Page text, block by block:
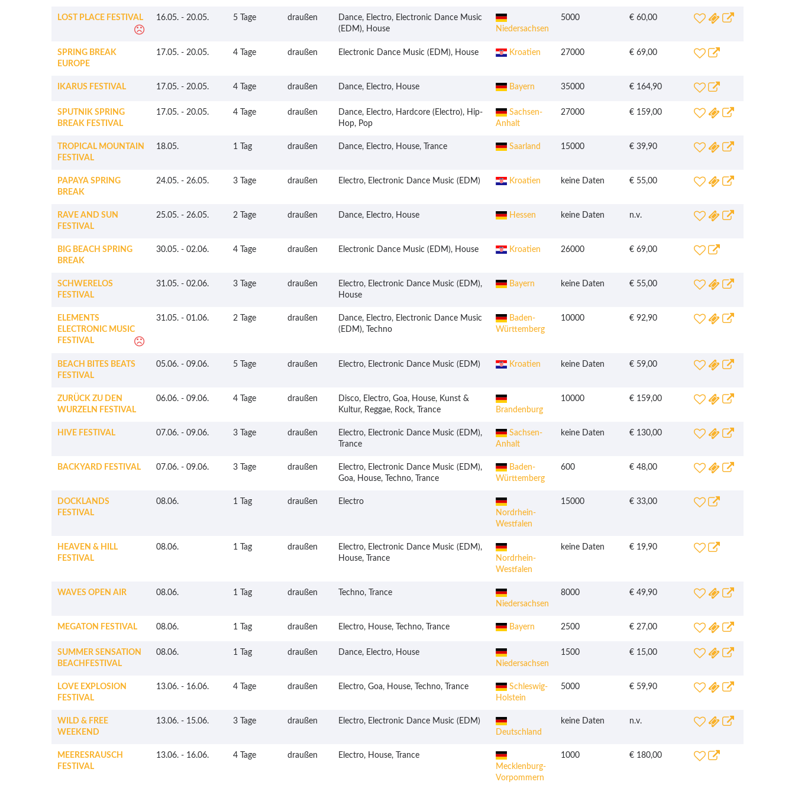
LOST PLACE FESTIVAL 16.05. - 20.05. 5 Tage draußen
Dance, Electro, Electronic Dance Music
(EDM), House
Niedersachsen
5000 € 60,00
SPRING BREAK
EUROPE
17.05. - 20.05. 4 Tage draußen Electronic Dance Music (EDM), House Kroatien 27000 € 69,00
IKARUS FESTIVAL 17.05. - 20.05. 4 Tage draußen Dance, Electro, House Bayern 35000 € 164,90
SPUTNIK SPRING
BREAK FESTIVAL
17.05. - 20.05. 4 Tage draußen
Dance, Electro, Hardcore (Electro), Hip-
Hop, Pop
Sachsen-
Anhalt
27000 € 159,00
TROPICAL MOUNTAIN
FESTIVAL
18.05. 1 Tag draußen Dance, Electro, House, Trance Saarland 15000 € 39,90
PAPAYA SPRING
BREAK
24.05. - 26.05. 3 Tage draußen Electro, Electronic Dance Music (EDM) Kroatien keine Daten € 55,00
RAVE AND SUN
FESTIVAL
25.05. - 26.05. 2 Tage draußen Dance, Electro, House Hessen keine Daten n.v.
BIG BEACH SPRING
BREAK
30.05. - 02.06. 4 Tage draußen Electronic Dance Music (EDM), House Kroatien 26000 € 69,00
SCHWERELOS
FESTIVAL
31.05. - 02.06. 3 Tage draußen
Electro, Electronic Dance Music (EDM),
House
Bayern keine Daten € 55,00
ELEMENTS
ELECTRONIC MUSIC
FESTIVAL
31.05. - 01.06. 2 Tage draußen
Dance, Electro, Electronic Dance Music
(EDM), Techno
Baden-
Württemberg
10000 € 92,90
BEACH BITES BEATS
FESTIVAL
05.06. - 09.06. 5 Tage draußen Electro, Electronic Dance Music (EDM) Kroatien keine Daten € 59,00
ZURÜCK ZU DEN
WURZELN FESTIVAL
06.06. - 09.06. 4 Tage draußen
Disco, Electro, Goa, House, Kunst &
Kultur, Reggae, Rock, Trance
Brandenburg
10000 € 159,00
HIVE FESTIVAL 07.06. - 09.06. 3 Tage draußen
Electro, Electronic Dance Music (EDM),
Trance
Sachsen-
Anhalt
keine Daten € 130,00
BACKYARD FESTIVAL 07.06. - 09.06. 3 Tage draußen
Electro, Electronic Dance Music (EDM),
Goa, House, Techno, Trance
Baden-
Württemberg
600 € 48,00
DOCKLANDS
FESTIVAL
08.06. 1 Tag draußen
Electro
Nordrhein-
Westfalen
15000 € 33,00
HEAVEN & HILL
FESTIVAL
08.06. 1 Tag draußen
Electro, Electronic Dance Music (EDM),
House, Trance
Nordrhein-
Westfalen
keine Daten € 19,90
WAVES OPEN AIR 08.06. 1 Tag draußen
Techno, Trance
Niedersachsen
8000 € 49,90
MEGATON FESTIVAL 08.06. 1 Tag draußen Electro, House, Techno, Trance Bayern 2500 € 27,00
SUMMER SENSATION
BEACHFESTIVAL
08.06. 1 Tag draußen
Dance, Electro, House
Niedersachsen
1500 € 15,00
LOVE EXPLOSION
FESTIVAL
13.06. - 16.06. 4 Tage draußen Electro, Goa, House, Techno, Trance
Schleswig-
Holstein
5000 € 59,90
WILD & FREE
WEEKEND
13.06. - 15.06. 3 Tage draußen
Electro, Electronic Dance Music (EDM)
Deutschland
keine Daten n.v.
MEERESRAUSCH
FESTIVAL
13.06. - 16.06. 4 Tage draußen
Electro, House, Trance
Mecklenburg-
Vorpommern
1000 € 180,00